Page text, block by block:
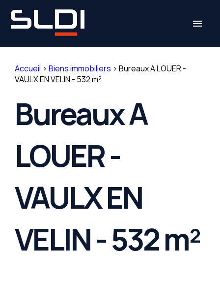
menu
Accueil > Biens immobiliers > Bureaux A LOUER -
VAULX EN VELIN - 532 m²
Bureaux A
LOUER -
VAULX EN
VELIN - 532 m²